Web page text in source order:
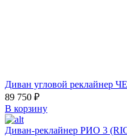
Диван угловой реклайнер
89 750 ₽
В корзину
Диван-реклайнер РИО 3